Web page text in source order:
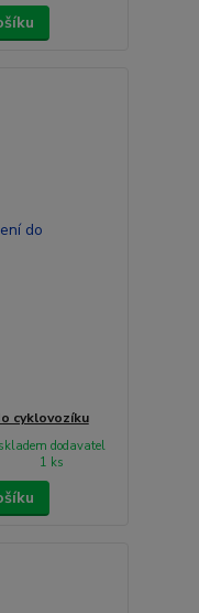
cyklovozíku
skladem dodavatel
1 ks